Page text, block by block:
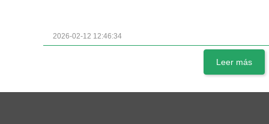
2026-02-12 12:46:34
Leer más